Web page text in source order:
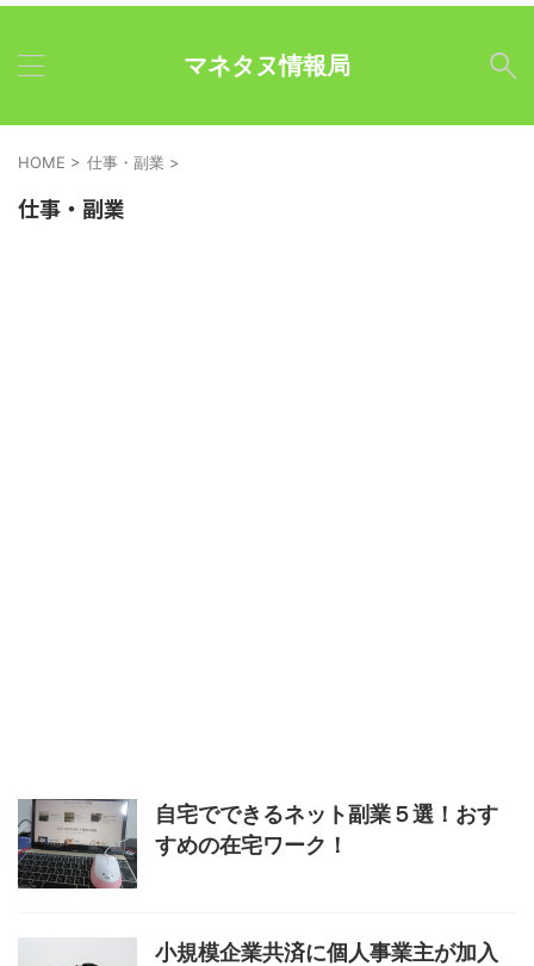
マネタヌ情報局
HOME > 仕事・副業 >
仕事・副業
自宅でできるネット副業５選！おす
すめの在宅ワーク！
小規模企業共済に個人事業主が加入